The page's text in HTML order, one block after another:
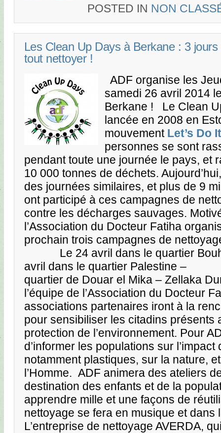
POSTED IN NON
Les Clean Up Days à Berkane : 3 jours
tout nettoyer !
ADF organise les
samedi 26 avril 2014
Berkane ! Le Clean
lancée en 2008 en
mouvement Let’s Do
personnes se sont
pendant toute une journée le pays, et
10 000 tonnes de déchets.
des journées similaires, et plus de 9
ont participé à ces campagnes de
contre les décharges sauvages.
l’Association du Docteur Fatiha
prochain trois campagnes de
Le 24 avril dans le quartier
avril dans le quartier Palestine –
quartier de Douar el Mika – Zellaka
l’équipe de l’Association du Docteur
associations partenaires iront à la
pour sensibiliser les citadins présents
protection de l’environnement. Pour
d’informer les populations sur
notamment plastiques, sur la nature,
l’Homme. ADF animera des ateliers
destination des enfants et de la
apprendre mille et une façons de
nettoyage se fera en musique et dans
L’entreprise de nettoyage AVERDA,